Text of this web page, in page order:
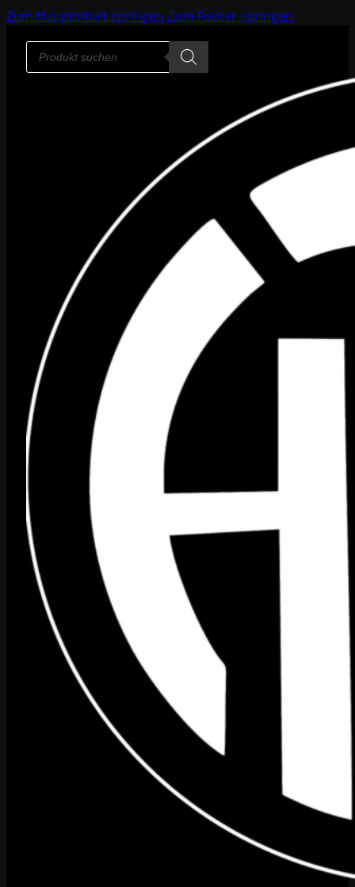
Zum Hauptinhalt springen Zum Footer springen
Products
search